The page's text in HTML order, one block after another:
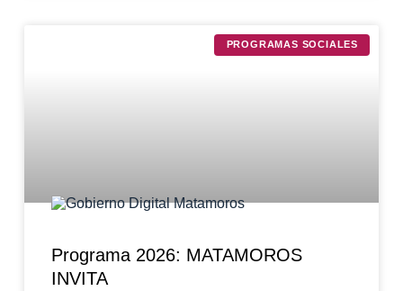
PROGRAMAS SOCIALES
Programa 2026: MATAMOROS
INVITA